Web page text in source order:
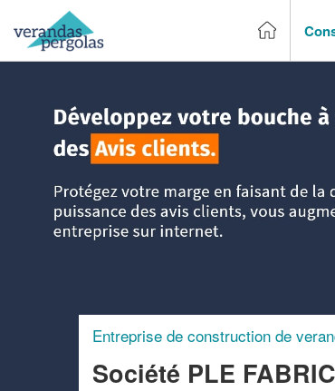
Entreprise de construction de
Société PLE